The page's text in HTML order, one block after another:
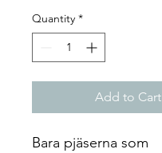
Quantity *
Add to Cart
Bara pjäserna som